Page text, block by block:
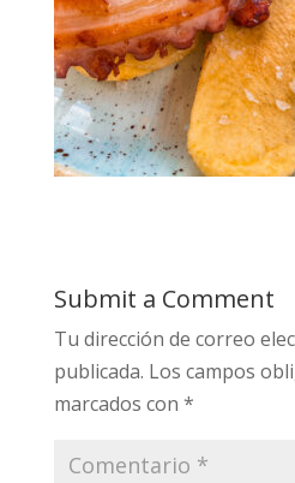
Submit a Comment
Tu dirección de correo
publicada. Los campos
marcados con *